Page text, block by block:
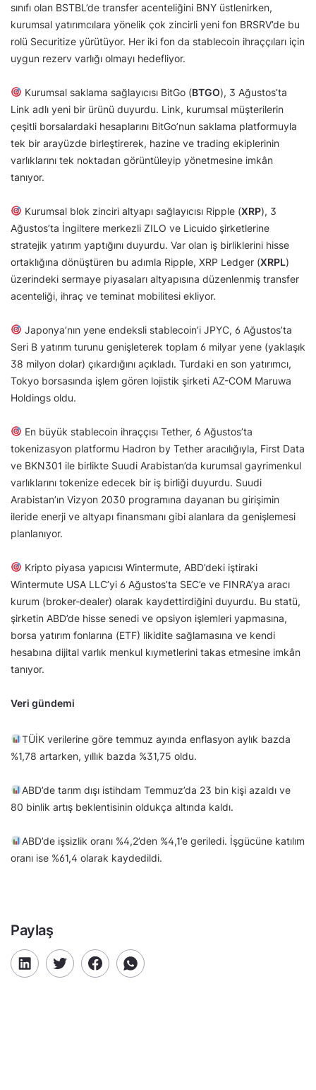
sınıfı olan BSTBL’de transfer acenteliğini BNY üstlenirken,
kurumsal yatırımcılara yönelik çok zincirli yeni fon BRSRV’de bu
rolü Securitize yürütüyor. Her iki fon da stablecoin ihraççıları için
uygun rezerv varlığı olmayı hedefliyor.
Kurumsal saklama sağlayıcısı BitGo (BTGO), 3 Ağustos’ta
Link adlı yeni bir ürünü duyurdu. Link, kurumsal müşterilerin
çeşitli borsalardaki hesaplarını BitGo’nun saklama platformuyla
tek bir arayüzde birleştirerek, hazine ve trading ekiplerinin
varlıklarını tek noktadan görüntüleyip yönetmesine imkân
tanıyor.
Kurumsal blok zinciri altyapı sağlayıcısı Ripple (XRP), 3
Ağustos’ta İngiltere merkezli ZILO ve Licuido şirketlerine
stratejik yatırım yaptığını duyurdu. Var olan iş birliklerini hisse
ortaklığına dönüştüren bu adımla Ripple, XRP Ledger (XRPL)
üzerindeki sermaye piyasaları altyapısına düzenlenmiş transfer
acenteliği, ihraç ve teminat mobilitesi ekliyor.
Japonya’nın yene endeksli stablecoin’i JPYC, 6 Ağustos’ta
Seri B yatırım turunu genişleterek toplam 6 milyar yene (yaklaşık
38 milyon dolar) çıkardığını açıkladı. Turdaki en son yatırımcı,
Tokyo borsasında işlem gören lojistik şirketi AZ-COM Maruwa
Holdings oldu.
En büyük stablecoin ihraççısı Tether, 6 Ağustos’ta
tokenizasyon platformu Hadron by Tether aracılığıyla, First Data
ve BKN301 ile birlikte Suudi Arabistan’da kurumsal gayrimenkul
varlıklarını tokenize edecek bir iş birliği duyurdu. Suudi
Arabistan’ın Vizyon 2030 programına dayanan bu girişimin
ileride enerji ve altyapı finansmanı gibi alanlara da genişlemesi
planlanıyor.
Kripto piyasa yapıcısı Wintermute, ABD’deki iştiraki
Wintermute USA LLC’yi 6 Ağustos’ta SEC’e ve FINRA’ya aracı
kurum (broker-dealer) olarak kaydettirdiğini duyurdu. Bu statü,
şirketin ABD’de hisse senedi ve opsiyon işlemleri yapmasına,
borsa yatırım fonlarına (ETF) likidite sağlamasına ve kendi
hesabına dijital varlık menkul kıymetlerini takas etmesine imkân
tanıyor.
Veri gündemi
TÜİK verilerine göre temmuz ayında enflasyon aylık bazda
%1,78 artarken, yıllık bazda %31,75 oldu.
ABD’de tarım dışı istihdam Temmuz’da 23 bin kişi azaldı ve
80 binlik artış beklentisinin oldukça altında kaldı.
ABD’de işsizlik oranı %4,2’den %4,1’e geriledi. İşgücüne katılım
oranı ise %61,4 olarak kaydedildi.
Paylaş